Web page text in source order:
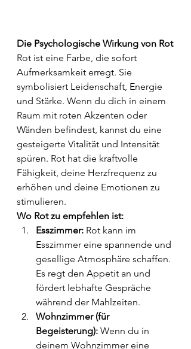
Die Psychologische Wirkung von Rot
Rot ist eine Farbe, die sofort
Aufmerksamkeit erregt. Sie
symbolisiert Leidenschaft, Energie
und Stärke. Wenn du dich in einem
Raum mit roten Akzenten oder
Wänden befindest, kannst du eine
gesteigerte Vitalität und Intensität
spüren. Rot hat die kraftvolle
Fähigkeit, deine Herzfrequenz zu
erhöhen und deine Emotionen zu
stimulieren.
Wo Rot zu empfehlen ist:
Esszimmer: Rot kann im
Esszimmer eine spannende und
gesellige Atmosphäre schaffen.
Es regt den Appetit an und
fördert lebhafte Gespräche
während der Mahlzeiten.
Wohnzimmer (für
Begeisterung): Wenn du in
deinem Wohnzimmer eine